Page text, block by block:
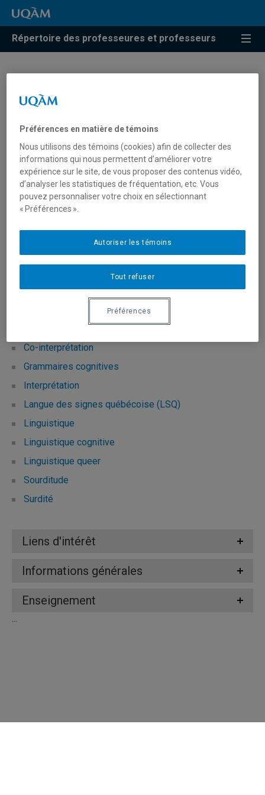
Répertoire des professeures et professeurs
Professeur associé
Unité:Département de linguistique
Courriel: saunders.daz@uqam.ca
Téléphone: (514) 987-3000 poste 2692
: Français, Anglais, LSQ, BSL, ASL
Ce professeur désire s'entretenir avec les médias
Domaines d'expertise
Co-interprétation
Grammaires cognitives
Interprétation
Langue des signes québécoise (LSQ)
Linguistique
Linguistique cognitive
Linguistique queer
Sourditude
Surdité
Liens d'intérêt
Informations générales
Enseignement
...
Préférences en matière de témoins
Nous utilisons des témoins (cookies) afin de collecter des
informations qui nous permettent d’améliorer votre
expérience sur le site, de vous proposer des contenus vidéo,
d’analyser les statistiques de fréquentation, etc. Vous
pouvez personnaliser votre choix en sélectionnant
« Préférences ».
Tout refuser
Autoriser les témoins
Préférences